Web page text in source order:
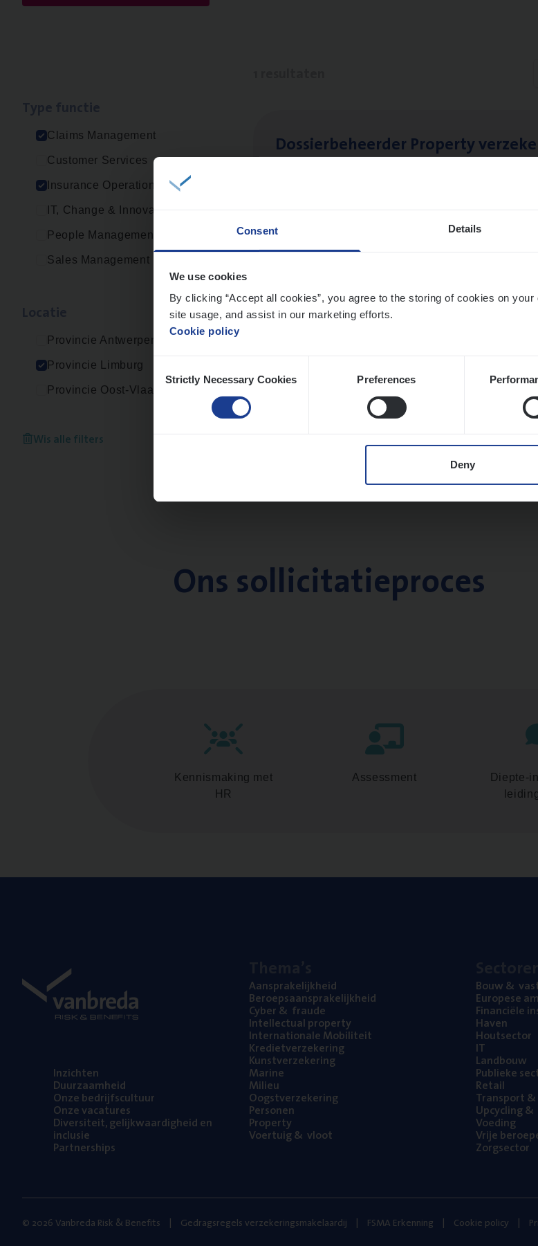
Consent Details
We use cookies
By clicking “Accept all cookies”, you agree to the storing of cookies on
site usage, and assist in our marketing efforts.
Cookie policy
Selection
Strictly Necessary Cookies Preferences
Deny
Claims Management
Customer Services
Insurance Operations
IT, Change & Innovation
People Management
Sales Management
Provincie Antwerpen
Provincie Limburg
Provincie Oost-Vlaanderen
Wis alle filters
Dos­sier­be­heer­der Pro­per­ty
Ons sollicitatieproces
Kennismaking met
HR
Assessment
Diepte-
Inzich­ten
Duur­zaam­heid
Onze bedrijfs­cul­tuur
Onze vaca­tu­res
Diver­si­teit, gelijk­waar­dig­heid en
inclusie
Part­ner­ships
Aan­spra­ke­lijk­heid
Beroeps­aan­spra­ke­lijk­heid
Cyber& fraude
Intel­lec­tu­al property
Inter­na­ti­o­na­le Mobiliteit
Kre­diet­ver­ze­ke­ring
Kunst­ver­ze­ke­ring
Mari­ne
Mili­eu
Oogst­ver­ze­ke­ring
Per­so­nen
Pro­per­ty
Voer­tuig& vloot
Bouw&
Euro­pe­se
Finan­ci­ë­le
Haven
Hout­sec­tor
IT
Land­bouw
Publie­ke
Retail
Trans­port&
Upcy­cling&
Voe­ding
Vrije
Zorg­sec­tor
© 2026 Vanbreda Risk & Benefits Gedragsregels verzekeringsmakelaardij FSMA Erkenning Cookie policy